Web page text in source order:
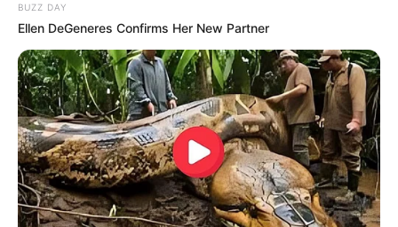
Pacar
–
Kekayaan
Total kekayaan Niana Guerrero, diperkirakan sebanyak 1-3 juta
dollar atau 16-48 miliar rupiah. Kekayaannya berasal dari
kariernya sebagai penari, penyanyi, TikToker dan YouTuber.
BUZZ DAY
Ellen DeGeneres Confirms Her New Partner